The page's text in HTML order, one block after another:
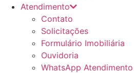
Atendimento
Contato
Solicitações
Formulário Imobiliária
Ouvidoria
WhatsApp Atendimento